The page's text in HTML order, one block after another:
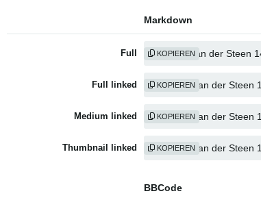
Markdown
Full KOPIEREN
Full linked KOPIEREN
Medium linked KOPIEREN
Thumbnail linked KOPIEREN
BBCode